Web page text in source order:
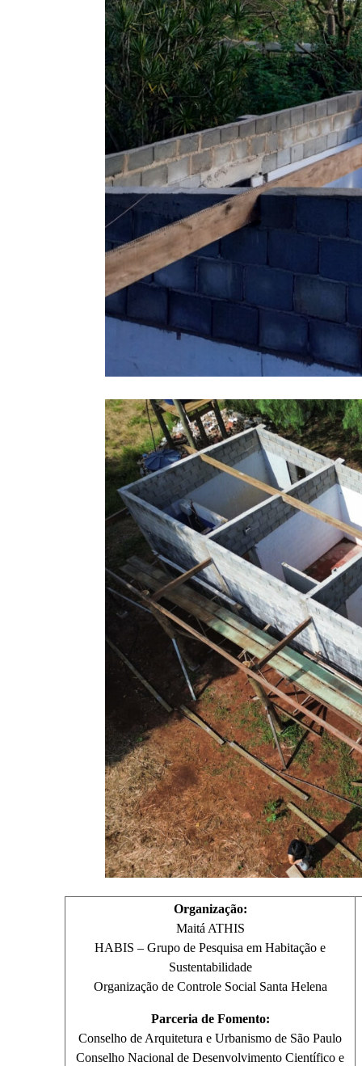
Organização:
Maitá ATHIS
HABIS – Grupo de Pesquisa em Habitação e
Sustentabilidade
Organização de Controle Social Santa Helena
Parceria de Fomento:
Conselho de Arquitetura e Urbanismo de São Paulo
Conselho Nacional de Desenvolvimento Científico e